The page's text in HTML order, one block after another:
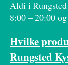
Aldi i
8:00 – 20:00
Hvilke
Rungsted